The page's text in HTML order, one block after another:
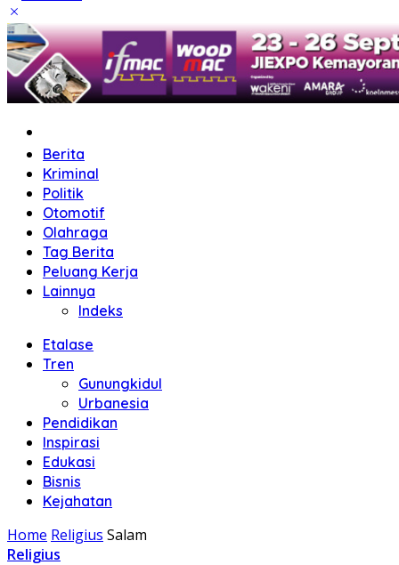
Berita
Kriminal
Politik
Otomotif
Olahraga
Tag Berita
Peluang Kerja
Lainnya
Indeks
Etalase
Tren
Gunungkidul
Urbanesia
Pendidikan
Inspirasi
Edukasi
Bisnis
Kejahatan
Home Religius Salam
Religius